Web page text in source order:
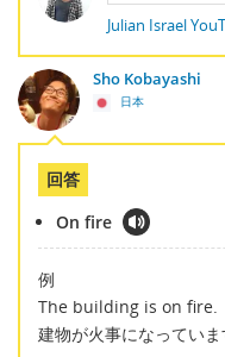
Julian Israel
Sho Kobayashi
日本
回答
On fire
例
The building is on fire.
建物が火事になっていま